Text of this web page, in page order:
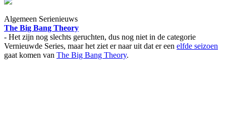
Algemeen Serienieuws
The Big Bang Theory
- Het zijn nog slechts geruchten, dus nog niet in de categorie
Vernieuwde Series, maar het ziet er naar uit dat er een elfde seizoen
gaat komen van The Big Bang Theory.